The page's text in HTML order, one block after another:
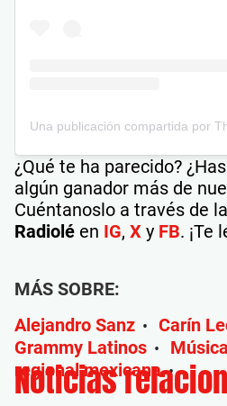
¿Qué te ha parecido?
algún ganador más de
Cuéntanoslo a través de
Radiolé en IG, X y FB. ¡Te
MÁS SOBRE:
Alejandro Sanz • Carín
Grammy Latinos •
regional mexicana•
Noticias